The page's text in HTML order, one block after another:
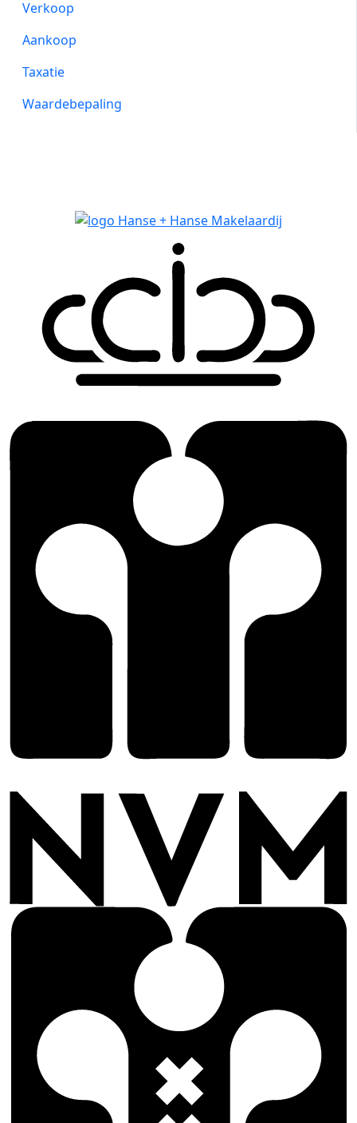
Verkoop
Aankoop
Taxatie
Waardebepaling